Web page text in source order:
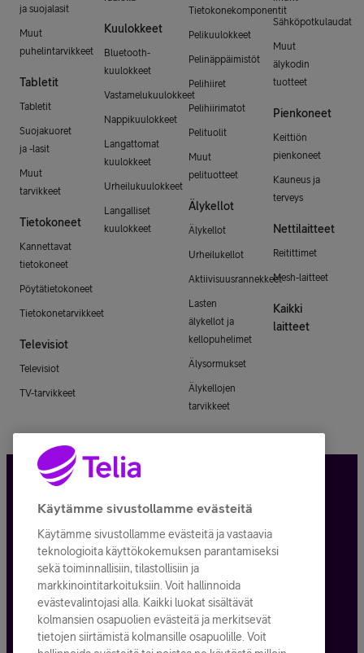
ja suojalasit
Muut
puhelintarvikkeet
Tabletit
Tabletit
Suojakuoret
ja -lasit
Muut
tarvikkeet
Tietokoneet
Kannettavat
tietokoneet
Pöytätietokoneet
Tietokonetarvikkeet
Televisiot
Televisiot
TV-tarvikkeet
Kuulokkeet
Bluetooth-
kuulokkeet
Vastamelukuulokkeet
Nappikuulokkeet
Langattomat
kuulokkeet
Urheilukuulokkeet
Langalliset
kuulokkeet
Tietokonekomponentit
Pelikuulokkeet
Pelinäppäimistöt
Pelihiiret
Pelihiirimatot
Pelituolit
Muut
pelituotteet
Älykellot
Älykellot
Urheilukellot
Aktiivisuusrannekkeet
Lasten
älykellot ja
kellopuhelimet
Älysormukset
Älykellojen
tarvikkeet
Sähköpotkulaudat
Muut
älykodin
tuotteet
Pienkoneet
Keittiön
pienkoneet
Kauneus ja
terveys
Nettilaitteet
Reitittimet
Mesh-laitteet
Kaikki
laitteet
Tietosuoja ja -turva
Tilauksen peruuttaminen
Käyttöehdot
Evästeiden käyttö
Toimitusehdot ja palvelukuvaukset
Käytämme sivustollamme evästeitä
Käytämme sivustollamme evästeitä ja vastaavia
teknologioita käyttökokemuksen parantamiseksi
sekä toiminnallisiin, tilastollisiin ja
markkinointitarkoituksiin. Voit hallinnoida
evästevalintojasi alla. Kaikki luokat sisältävät
kolmansien osapuolien evästeitä ja merkitsevät
tietojen siirtämistä kolmansille osapuolille. Voit